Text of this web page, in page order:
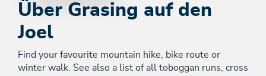
Über Grasing auf den
Joel
Find your favourite mountain hike, bike route or
winter walk. See also a list of all toboggan runs, cross